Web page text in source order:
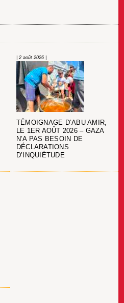
| 2 août 2026 |
TÉMOIGNAGE D’ABU AMIR,
LE 1ER AOÛT 2026 – GAZA
N’A PAS BESOIN DE
DÉCLARATIONS
D’INQUIÉTUDE